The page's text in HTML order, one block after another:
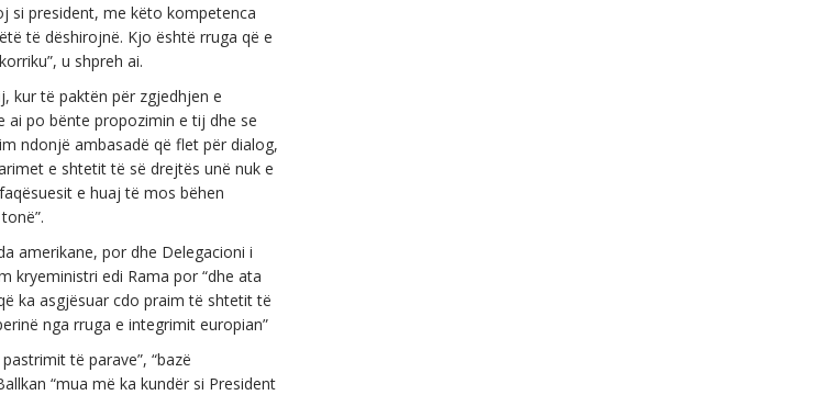
si president, me këto kompetenca
të dëshirojnë. Kjo është rruga që e
u shpreh ai.
kur të paktën për zgjedhjen e
po bënte propozimin e tij dhe se
ndonjë ambasadë që flet për dialog,
e shtetit të së drejtës unë nuk e
e huaj të mos bëhen
amerikane, por dhe Delegacioni i
kryeministri edi Rama por “dhe ata
ka asgjësuar cdo praim të shtetit të
nga rruga e integrimit europian”
të parave”, “bazë
“mua më ka kundër si President